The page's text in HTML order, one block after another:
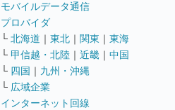
モバイルデータ通信
プロバイダ
└ 北海道 ｜ 東北 ｜ 関東 ｜ 東海
└ 甲信越・北陸 ｜ 近畿 ｜ 中国
└ 四国 ｜ 九州・沖縄
└ 広域企業
インターネット回線